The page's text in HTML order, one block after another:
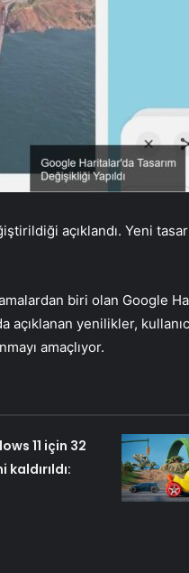
açıklandı. Yeni
biri olan Google
açıklanan yenilikler,
amaçlıyor.
11 için 32
kaldırıldı: